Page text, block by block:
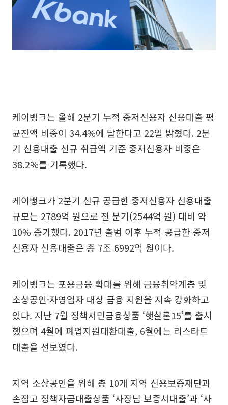
케이뱅크는 올해 2분기 누적 중저신용자 신용대출 평
균잔액 비중이 34.4%에 달한다고 22일 밝혔다. 2분
기 신용대출 신규 취급액 기준 중저신용자 비중은
38.2%를 기록했다.
케이뱅크가 2분기 신규 공급한 중저신용자 신용대출
규모는 2789억 원으로 전 분기(2544억 원) 대비 약
10% 증가했다. 2017년 출범 이후 누적 공급한 중저
신용자 신용대출은 총 7조 6992억 원이다.
케이뱅크는 포용금융 확대를 위해 금융취약계층 및
소상공인·자영업자 대상 금융 지원을 지속 강화하고
있다. 지난 7월 정책서민금융상품 ‘햇살론15’를 출시
했으며 4월에 폐업지원대환대출, 6월에는 리스타트
대출을 선보였다.
지역 소상공인을 위해 총 10개 지역 신용보증재단과
손잡고 정책자금대출상품 ‘사장님 보증서대출’과 ‘사